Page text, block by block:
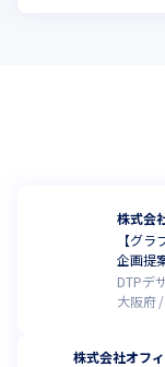
株式会
【グ
企画提
DTPデ
大阪府
株式会社オフ